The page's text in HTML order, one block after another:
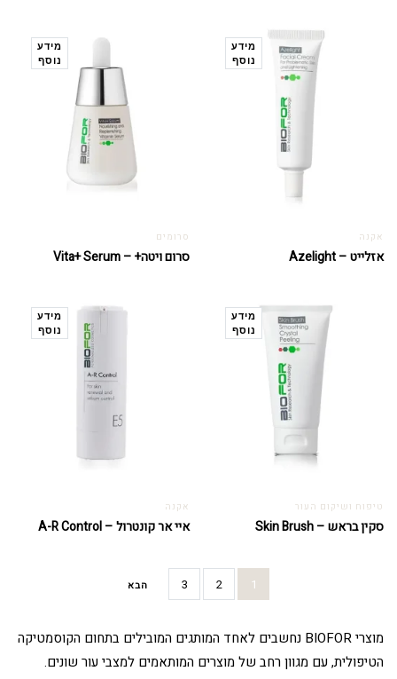
מידע
נוסף
אקנה
אזלייט – Azelight
מידע
נוסף
סרומים
סרום ויטה+ – Vita+ Serum
מידע
נוסף
טיפוח ושיקום העור
סקין בראש – Skin Brush
מידע
נוסף
אקנה
איי אר קונטרול – A-R Control
1
2
3 הבא
מוצרי BIOFOR נחשבים לאחד המותגים המובילים בתחום הקוסמטיקה
הטיפולית, עם מגוון רחב של מוצרים המותאמים למצבי עור שונים.